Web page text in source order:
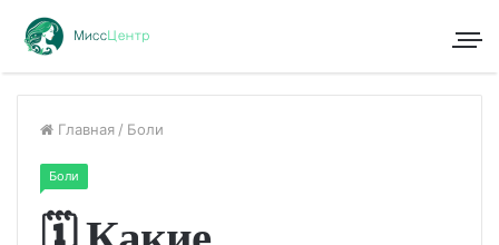
Главная / Боли
Боли